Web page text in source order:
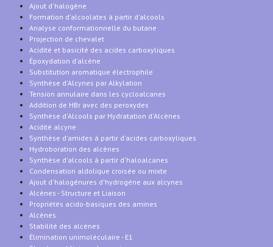
Ajout d'halogène
Formation d'alcoolates à partir d'alcools
Analyse conformationnelle du butane
Projection de chevalet
Acidité et basicité des acides carboxyliques
Époxydation d'alcène
Substitution aromatique électrophile
Synthèse d'Alcynes par Alkylation
Tension annulaire dans les cycloalcanes
Addition de HBr avec des peroxydes
Synthèse d'Alcools par Hydratation d'Alcènes
Acidité alcyne
Synthèse d'amides à partir d'acides carboxyliques
Hydroboration des alcènes
Synthèse d'alcools à partir d'haloalcanes
Condensation aldolique croisée ou mixte
Ajout d'halogénures d'hydrogène aux alcynes
Alcènes - Structure et Liaison
Propriétés acido-basiques des amines
Alcènes
Stabilité des alcènes
Élimination unimoléculaire - E1